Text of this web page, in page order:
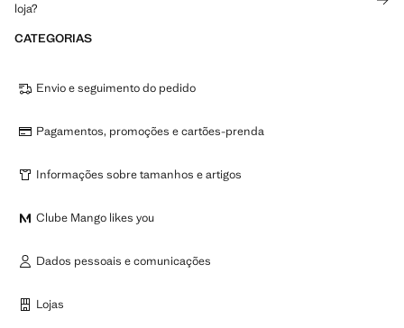
loja?
CATEGORIAS
Envio e seguimento do pedido
Pagamentos, promoções e cartões-prenda
Informações sobre tamanhos e artigos
Clube Mango likes you
Dados pessoais e comunicações
Lojas